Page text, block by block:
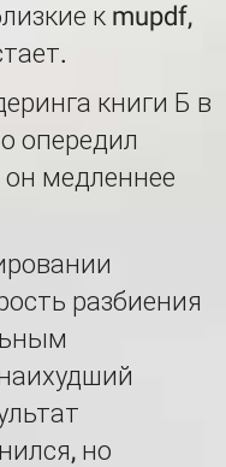
к mupdf,
книги Б в
опередил
медленнее
разбиения
но